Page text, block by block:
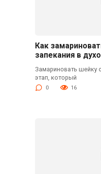
Как
запекания в
Замариновать шейку
этап, который
0 16